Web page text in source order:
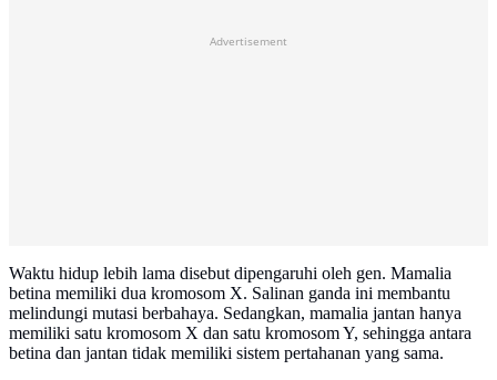
Advertisement
Waktu hidup lebih lama disebut dipengaruhi oleh gen. Mamalia
betina memiliki dua kromosom X. Salinan ganda ini membantu
melindungi mutasi berbahaya. Sedangkan, mamalia jantan hanya
memiliki satu kromosom X dan satu kromosom Y, sehingga antara
betina dan jantan tidak memiliki sistem pertahanan yang sama.